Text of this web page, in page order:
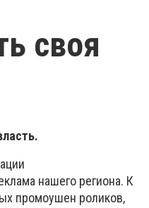
своя
нашего региона. К
промоушен роликов,